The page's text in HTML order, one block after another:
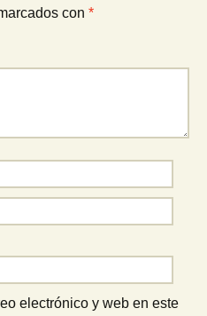
con *
electrónico y web en este